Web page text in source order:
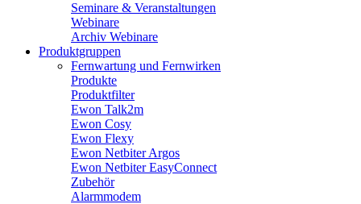
Seminare & Veranstaltungen
Webinare
Archiv Webinare
Produktgruppen
Fernwartung und Fernwirken
Produkte
Produktfilter
Ewon Talk2m
Ewon Cosy
Ewon Flexy
Ewon Netbiter Argos
Ewon Netbiter EasyConnect
Zubehör
Alarmmodem